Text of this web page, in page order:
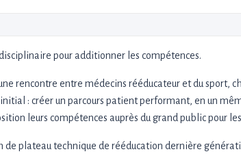
pour additionner les compétences.
rencontre entre médecins rééducateur et du
: créer un parcours patient performant, en un
leurs compétences auprès du grand public pour
de plateau technique de rééducation dernière